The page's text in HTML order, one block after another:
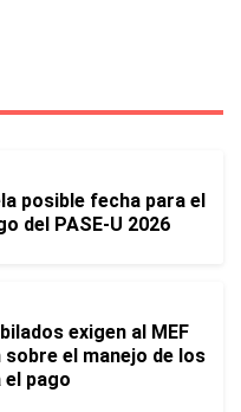
posible fecha para el
del PASE-U 2026
exigen al MEF
el manejo de los
pago